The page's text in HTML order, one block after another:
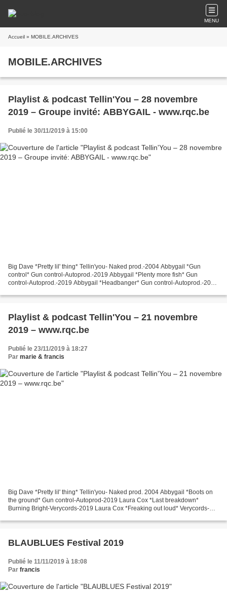
MENU
Accueil » MOBILE.ARCHIVES
MOBILE.ARCHIVES
Playlist & podcast Tellin'You – 28 novembre
2019 – Groupe invité: ABBYGAIL - www.rqc.be
Publié le 30/11/2019 à 15:00
Big Dave *Pretty lil' thing* Tellin'you- Naked prod.-2004 Abbygail *Gun
control* Gun control-Autoprod.-2019 Abbygail *Plenty more fish* Gun
control-Autoprod.-2019 Abbygail *Headbanger* Gun control-Autoprod.-2019
Playlist & podcast Tellin'You – 21 novembre
2019 – www.rqc.be
Publié le 23/11/2019 à 18:27
Par marie & francis
Big Dave *Pretty lil' thing* Tellin'you- Naked prod. 2004 Abbygail *Boots on
the ground* Gun control-Autoprod-2019 Laura Cox *Last breakdown*
Burning Bright-Verycords-2019 Laura Cox *Freaking out loud* Verycords-
BLAUBLUES Festival 2019
Publié le 11/11/2019 à 18:08
Par francis